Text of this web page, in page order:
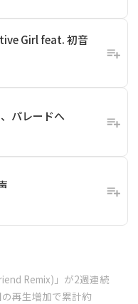
Girl feat. 初音
パレードへ
Remix)」が2週連続
再生増加で累計約